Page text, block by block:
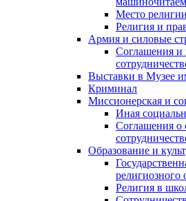
Место
Религия и
Армия и силовые
Соглашения и
Выставки в Музее
Криминал
Миссионерская и
Иная
Соглашения о
Образование и
религиозного
Религия в